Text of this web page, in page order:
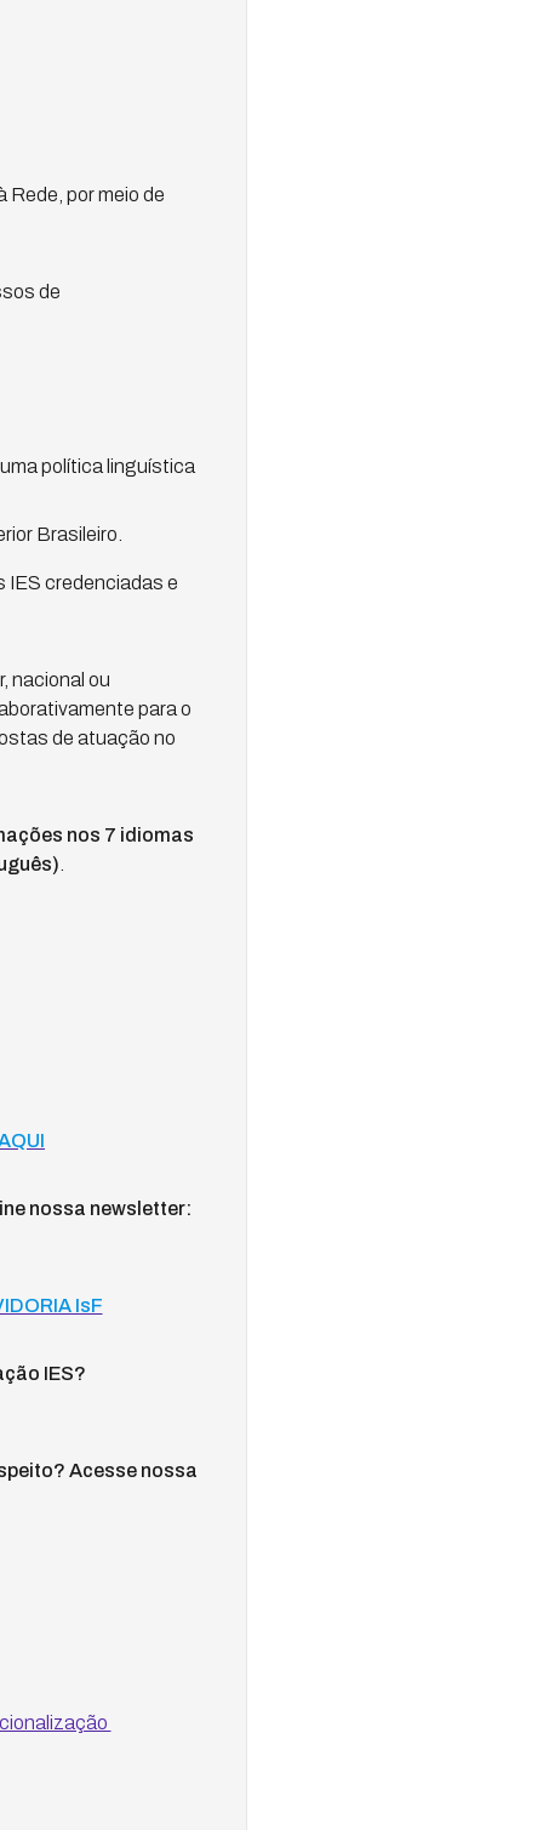
Rede, por meio de
de
política linguística
Brasileiro.
IES credenciadas e
nacional ou
para o
de atuação no
nos 7 idiomas
nossa newsletter:
IsF
IES?
Acesse nossa